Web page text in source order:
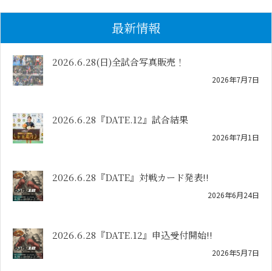
最新情報
2026.6.28(日)全試合写真販売！
2026年7月7日
2026.6.28『DATE.12』試合結果
2026年7月1日
2026.6.28『DATE』対戦カード発表!!
2026年6月24日
2026.6.28『DATE.12』申込受付開始!!
2026年5月7日